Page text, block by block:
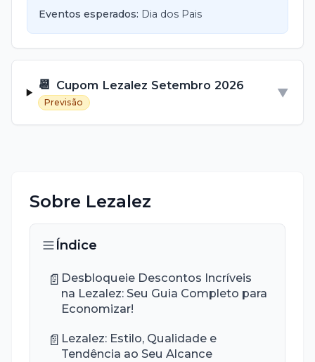
Eventos esperados: Dia dos Pais
📆 Cupom Lezalez Setembro 2026
Previsão
▼
Sobre Lezalez
Índice
📄 Desbloqueie Descontos Incríveis
na Lezalez: Seu Guia Completo para
Economizar!
📄 Lezalez: Estilo, Qualidade e
Tendência ao Seu Alcance